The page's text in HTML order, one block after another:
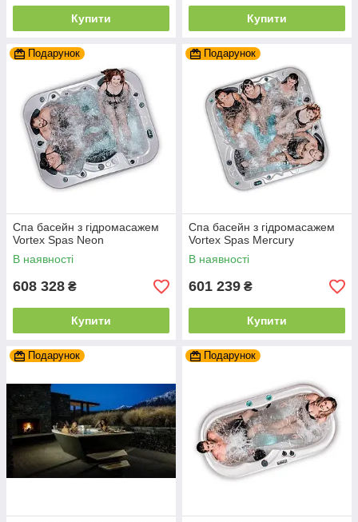
Купити Купити
Подарунок
Спа басейн з гідромасажем
Vortex Spas Neon
В наявності
608 328 ₴
Купити
Подарунок
Спа басейн з гідромасажем
Vortex Spas Mercury
В наявності
601 239 ₴
Купити
Подарунок Подарунок